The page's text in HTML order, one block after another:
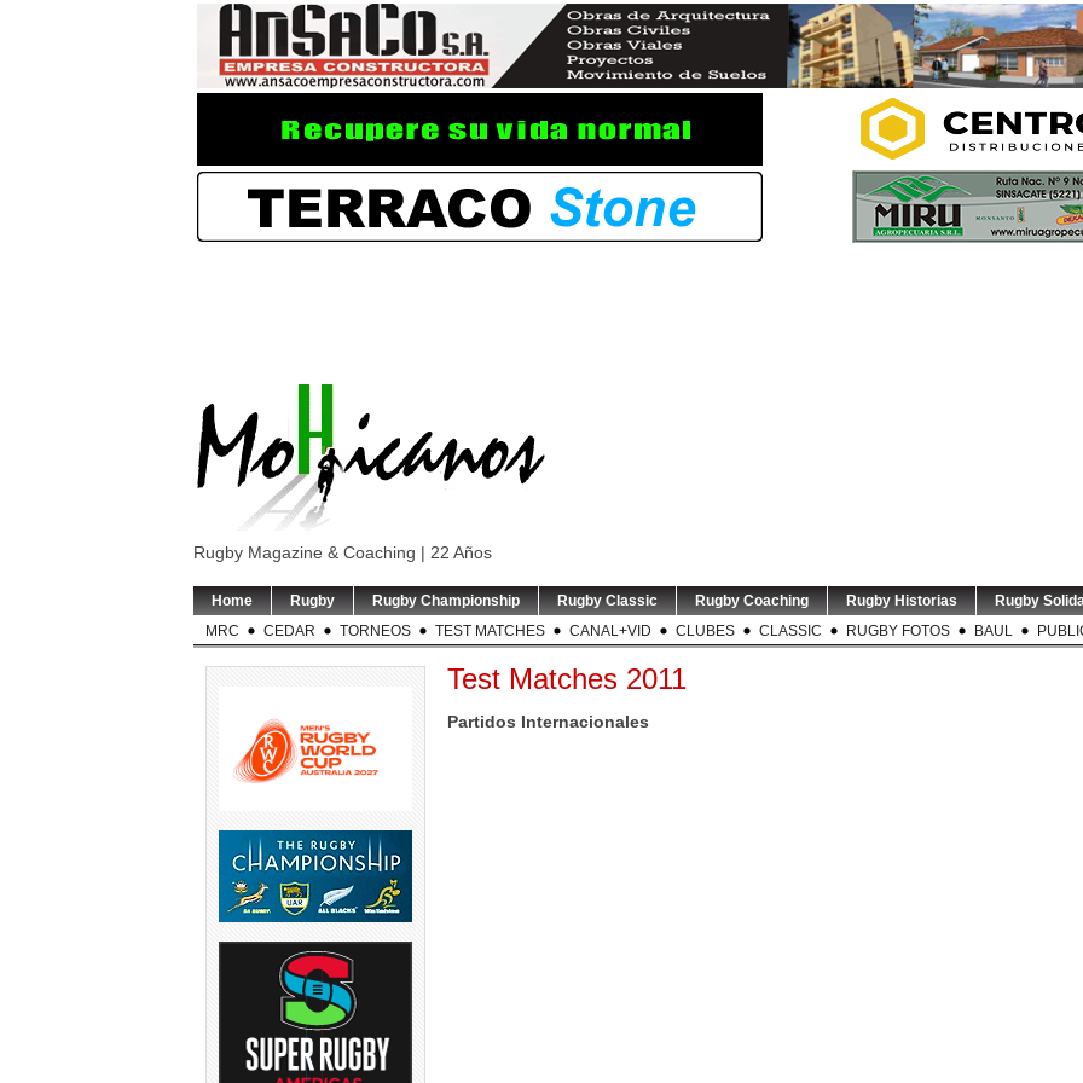
Rugby Magazine & Coaching | 22 Años
Home Rugby Rugby Championship Rugby Classic Rugby Coaching Rugby Historias Rugby
MRC
CEDAR TORNEOS TEST MATCHES CANAL+VID CLUBES CLASSIC RUGBY FOTOS BAUL
Test Matches 2011
Partidos Internacionales